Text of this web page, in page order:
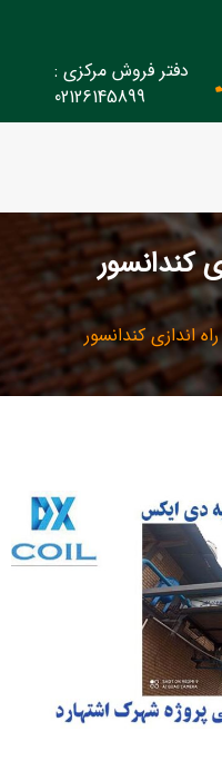
دفتر فروش مرکزی :
02126145899
کندانسور
اندازی کندانسور